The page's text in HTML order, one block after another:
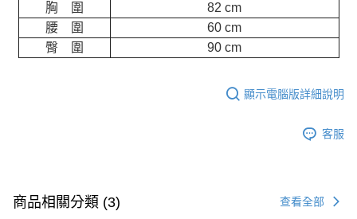
胸 圍
82 cm
腰 圍
60 cm
臀 圍
90 cm
顯示電腦版詳細說明
客服
商品相關分類 (3) 查看全部